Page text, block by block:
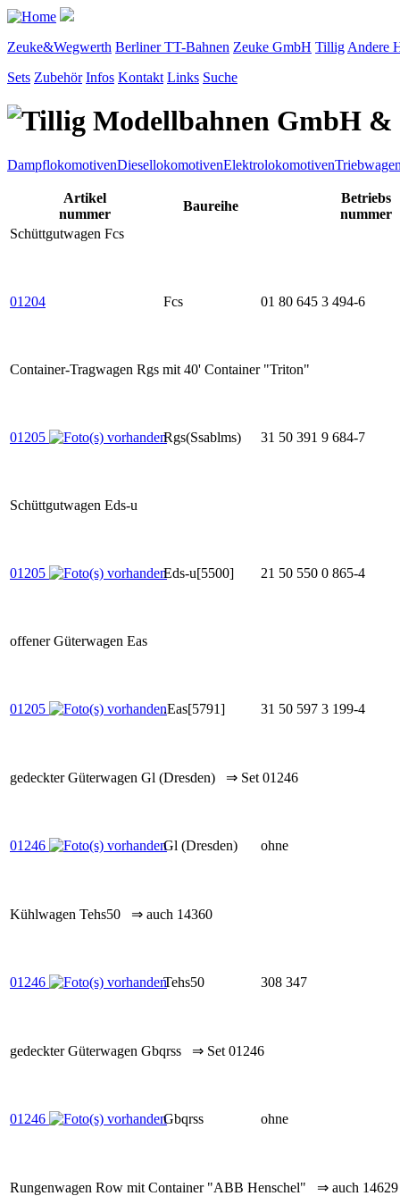
Zeuke&Wegwerth Berliner TT-Bahnen Zeuke GmbH Tillig Andere
Sets Zubehör Infos Kontakt Links Suche
DampflokomotivenDiesellokomotivenElektrolokomotiven
Artikel
nummer
Baureihe
Betriebs
nummer
Schüttgutwagen Fcs
01204 Fcs 01 80 645 3 494-6
Container-Tragwagen Rgs mit 40' Container "Triton"
01205 Rgs(Ssablms) 31 50 391 9 684-7
Schüttgutwagen Eds-u
01205 Eds-u[5500] 21 50 550 0 865-4
offener Güterwagen Eas
01205 .Eas[5791] 31 50 597 3 199-4
gedeckter Güterwagen Gl (Dresden) ⇒ Set 01246
01246 Gl (Dresden) ohne
Kühlwagen Tehs50 ⇒ auch 14360
01246 Tehs50 308 347
gedeckter Güterwagen Gbqrss ⇒ Set 01246
01246 Gbqrss ohne
Rungenwagen Row mit Container "ABB Henschel" ⇒ auch 14629